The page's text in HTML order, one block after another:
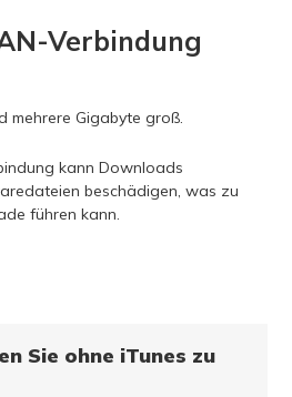
Verbindung
mehrere Gigabyte groß.
kann Downloads
beschädigen, was zu
führen kann.
Sie ohne iTunes zu